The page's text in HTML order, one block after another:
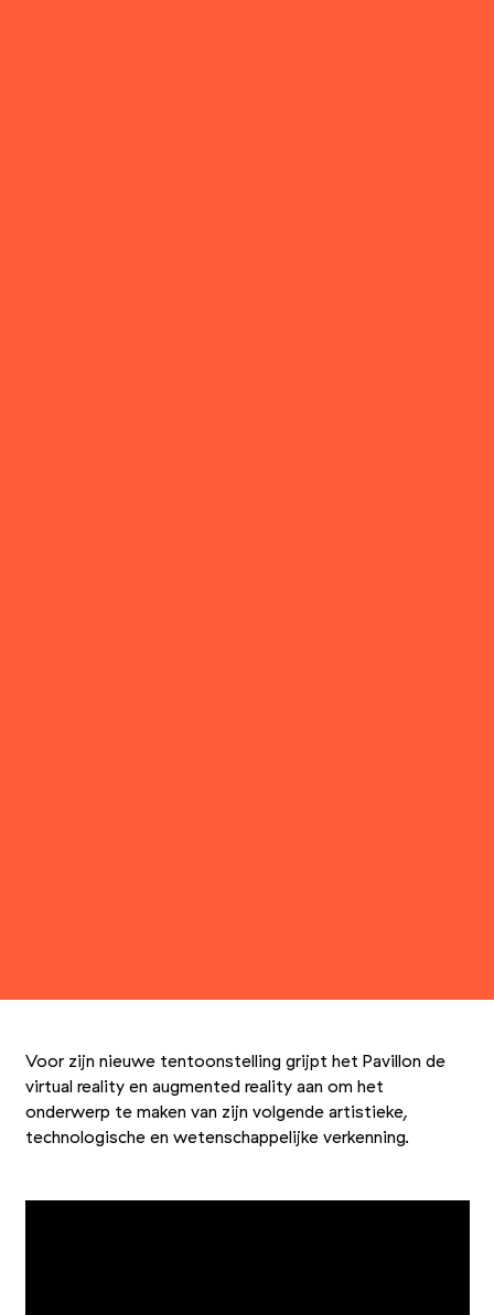
Voor zijn nieuwe tentoonstelling grijpt het Pavillon de
virtual reality en augmented reality aan om het
onderwerp te maken van zijn volgende artistieke,
technologische en wetenschappelijke verkenning.